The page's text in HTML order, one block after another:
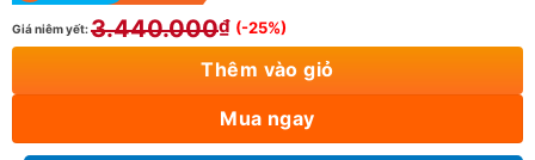
Giá niêm yết:3.440.000₫ (-25%)
Thêm vào giỏ
Mua ngay